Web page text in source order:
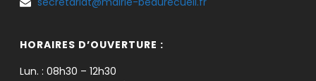
HORAIRES D’OUVERTURE :
Lun. : 08h30 – 12h30